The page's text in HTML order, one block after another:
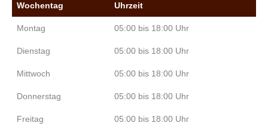
Wochentag
Uhrzeit
Montag 05:00 bis 18:00 Uhr
Dienstag 05:00 bis 18:00 Uhr
Mittwoch 05:00 bis 18:00 Uhr
Donnerstag 05:00 bis 18:00 Uhr
Freitag 05:00 bis 18:00 Uhr